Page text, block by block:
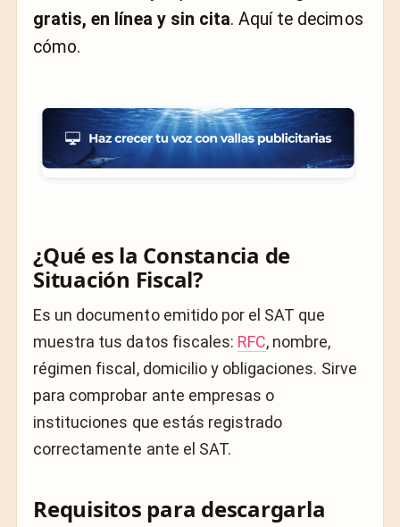
gratis, en línea y sin cita. Aquí te decimos
cómo.
¿Qué es la Constancia de
Situación Fiscal?
Es un documento emitido por el SAT que
muestra tus datos fiscales: RFC, nombre,
régimen fiscal, domicilio y obligaciones. Sirve
para comprobar ante empresas o
instituciones que estás registrado
correctamente ante el SAT.
Requisitos para descargarla